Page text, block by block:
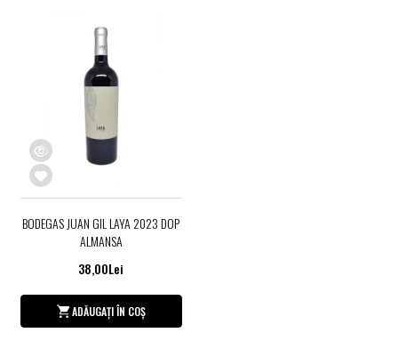
BODEGAS JUAN GIL LAYA 2023 DOP
ALMANSA
38,00Lei
ADĂUGAȚI ÎN COȘ